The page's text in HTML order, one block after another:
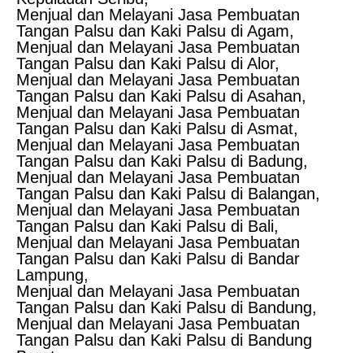
Menjual dan Melayani Jasa Pembuatan
Tangan Palsu dan Kaki Palsu di Agam,
Menjual dan Melayani Jasa Pembuatan
Tangan Palsu dan Kaki Palsu di Alor,
Menjual dan Melayani Jasa Pembuatan
Tangan Palsu dan Kaki Palsu di Asahan,
Menjual dan Melayani Jasa Pembuatan
Tangan Palsu dan Kaki Palsu di Asmat,
Menjual dan Melayani Jasa Pembuatan
Tangan Palsu dan Kaki Palsu di Badung,
Menjual dan Melayani Jasa Pembuatan
Tangan Palsu dan Kaki Palsu di Balangan,
Menjual dan Melayani Jasa Pembuatan
Tangan Palsu dan Kaki Palsu di Bali,
Menjual dan Melayani Jasa Pembuatan
Tangan Palsu dan Kaki Palsu di Bandar
Lampung,
Menjual dan Melayani Jasa Pembuatan
Tangan Palsu dan Kaki Palsu di Bandung,
Menjual dan Melayani Jasa Pembuatan
Tangan Palsu dan Kaki Palsu di Bandung